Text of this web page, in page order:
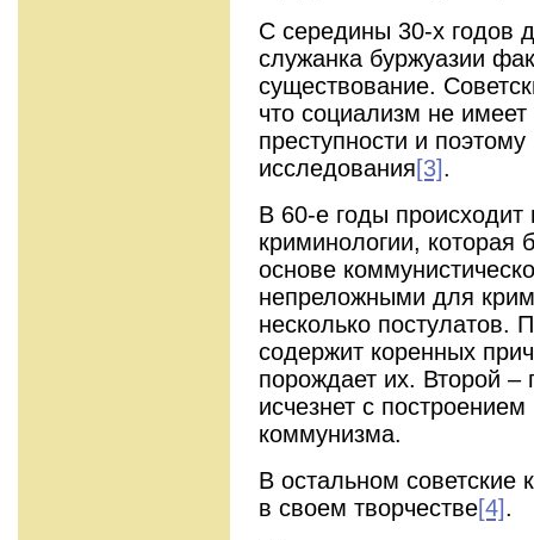
С середины 30-х годов
служанка буржуазии
существование.
что социализм не
преступности и
исследования[3].
В 60-е годы происходит
криминологии, которая
основе
непреложными для
несколько постулатов.
содержит коренных
порождает их. Второй –
исчезнет с
коммунизма.
В остальном советские
в своем творчестве[4].